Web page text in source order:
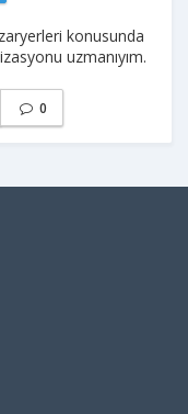
konusunda
uzmanıyım.
0